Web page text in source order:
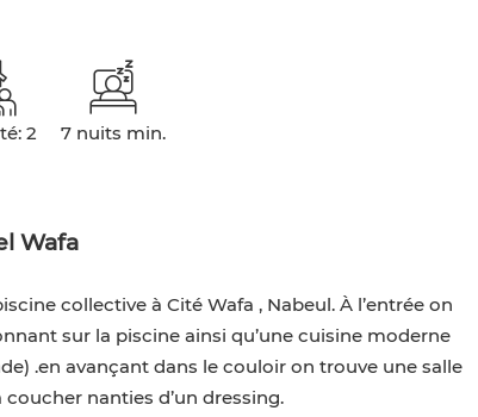
2
7 nuits min.
Wafa
collective à Cité Wafa , Nabeul. À l’entrée on
sur la piscine ainsi qu’une cuisine moderne
.en avançant dans le couloir on trouve une salle
nanties d’un dressing.